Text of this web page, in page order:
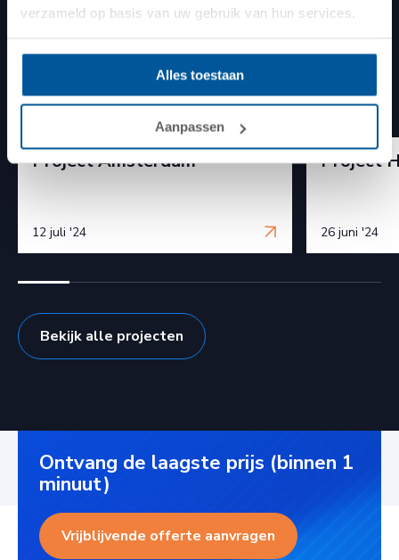
verzameld op basis van uw gebruik van hun services.
Alles toestaan
Aanpassen
Project Amsterdam
12 juli '24
Project
26 juni '24
Bekijk alle projecten
Ontvang de laagste prijs (binnen 1
minuut)
Vrijblijvende offerte aanvragen